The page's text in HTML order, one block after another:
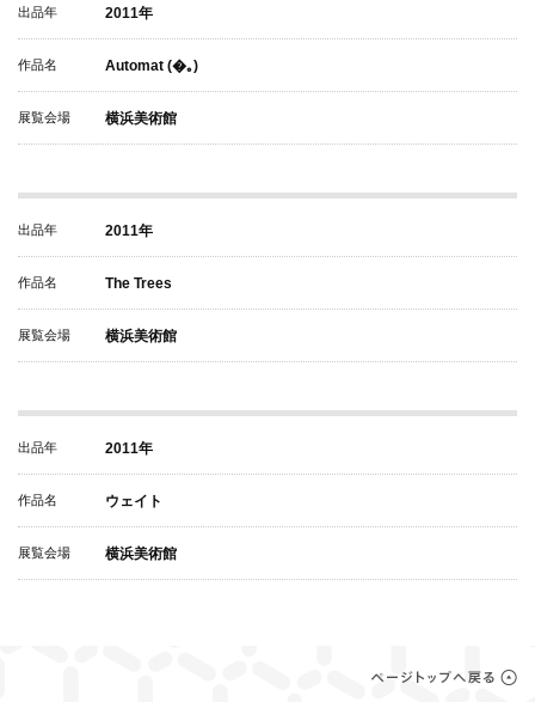
出品年 2011年
作品名 Automat (�｡)
展覧会場 横浜美術館
出品年 2011年
作品名 The Trees
展覧会場 横浜美術館
出品年 2011年
作品名 ウェイト
展覧会場 横浜美術館